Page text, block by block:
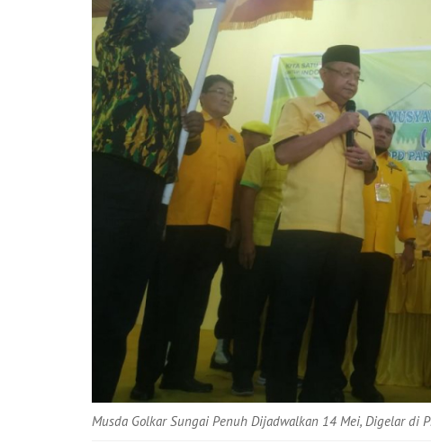
Musda Golkar Sungai Penuh Dijadwalkan 14 Mei, Digelar di